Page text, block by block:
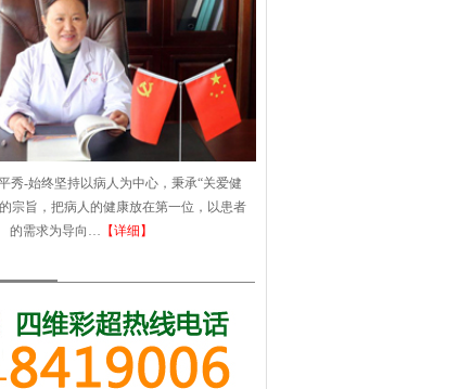
秀-始终坚持以病人为中心，秉承“关爱健
宗旨，把病人的健康放在第一位，以患者
的需求为导向… 【详细】